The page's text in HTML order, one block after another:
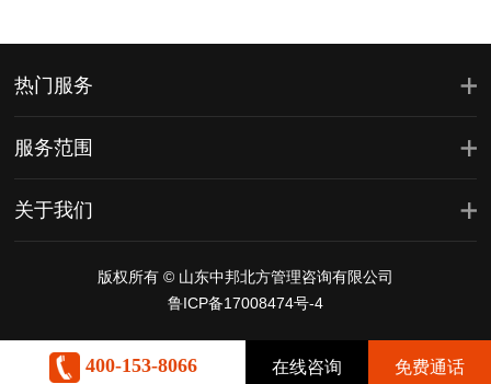
热门服务
服务范围
关于我们
版权所有 © 山东中邦北方管理咨询有限公司
鲁ICP备17008474号-4
400-153-8066 在线咨询 免费通话